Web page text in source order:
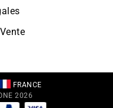
FRANCE
2026